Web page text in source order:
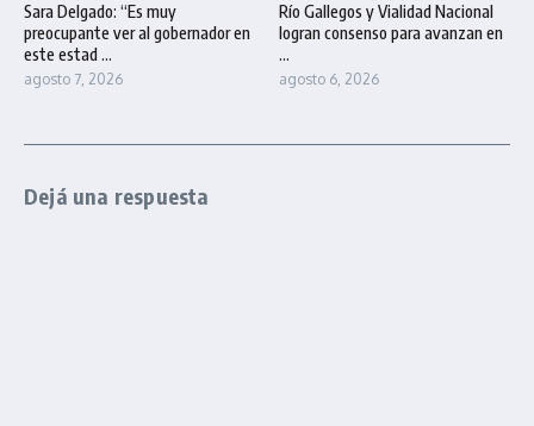
Sara Delgado: “Es muy
preocupante ver al gobernador en
este estad ...
agosto 7, 2026
Río Gallegos y Vialidad Nacional
logran consenso para avanzan en
...
agosto 6, 2026
Dejá una respuesta